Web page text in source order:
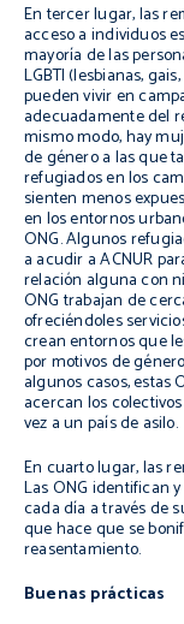
En tercer lugar, las
acceso a individuos
mayoría de las
LGBTI (lesbianas,
pueden vivir en
adecuadamente del
mismo modo, hay
de género a las que
refugiados en los
sienten menos
en los entornos
ONG. Algunos
a acudir a ACNUR
relación alguna con
ONG trabajan de
ofreciéndoles
crean entornos que
por motivos de
algunos casos, estas
acercan los
vez a un país de asilo.
En cuarto lugar, las
Las ONG identifican
cada día a través de
que hace que se
reasentamiento.
Buenas prácticas